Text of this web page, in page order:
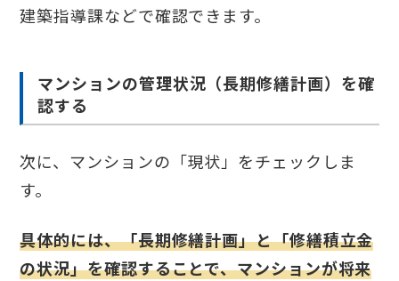
建築指導課などで確認できます。
マンションの管理状況（長期修繕計画）を確
認する
次に、マンションの「現状」をチェックしま
す。
具体的には、「長期修繕計画」と「修繕積立金
の状況」を確認することで、マンションが将来